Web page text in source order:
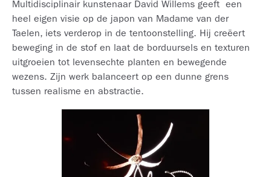
Multidisciplinair kunstenaar David Willems geeft een
heel eigen visie op de japon van Madame van der
Taelen, iets verderop in de tentoonstelling. Hij creëert
beweging in de stof en laat de borduursels en texturen
uitgroeien tot levensechte planten en bewegende
wezens. Zijn werk balanceert op een dunne grens
tussen realisme en abstractie.